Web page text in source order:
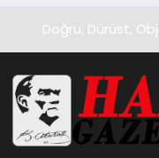
Doğru, Dürüst,